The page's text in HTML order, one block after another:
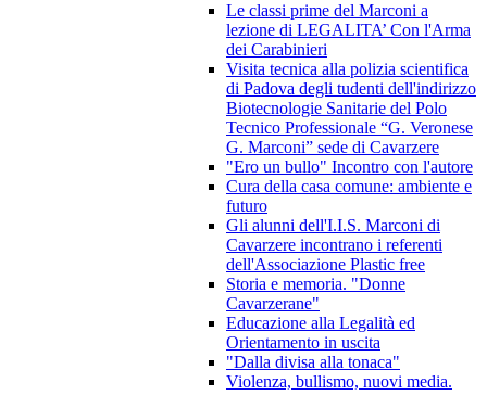
Le classi prime del Marconi a
lezione di LEGALITA’ Con l'Arma
dei Carabinieri
Visita tecnica alla polizia scientifica
di Padova degli tudenti dell'indirizzo
Biotecnologie Sanitarie del Polo
Tecnico Professionale “G. Veronese
G. Marconi” sede di Cavarzere
"Ero un bullo" Incontro con l'autore
Cura della casa comune: ambiente e
futuro
Gli alunni dell'I.I.S. Marconi di
Cavarzere incontrano i referenti
dell'Associazione Plastic free
Storia e memoria. "Donne
Cavarzerane"
Educazione alla Legalità ed
Orientamento in uscita
"Dalla divisa alla tonaca"
Violenza, bullismo, nuovi media.